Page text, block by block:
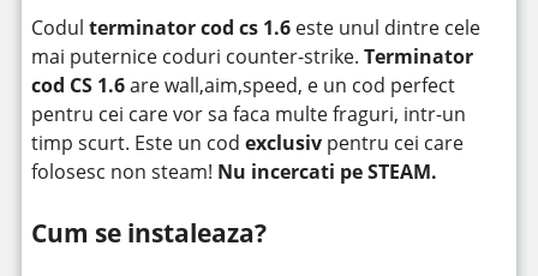
Codul terminator cod cs 1.6 este unul dintre cele
mai puternice coduri counter-strike. Terminator
cod CS 1.6are wall,aim,speed, e un cod perfect
pentru cei care vor sa faca multe fraguri, intr-un
timp scurt. Este un cod exclusivpentru cei care
folosesc non steam! Nu incercati pe STEAM.
Cum se instaleaza?